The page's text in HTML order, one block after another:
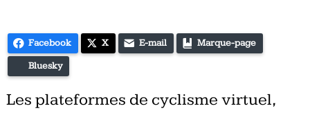
Facebook X E-mail Marque-page
Bluesky
Les plateformes de cyclisme virtuel,